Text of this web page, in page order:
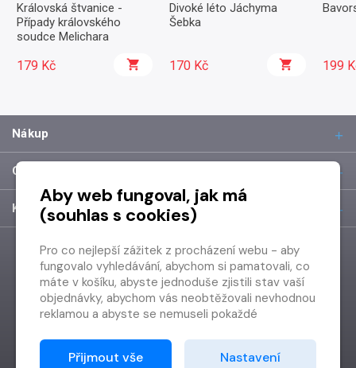
Královská štvanice -
Případy královského
soudce Melichara
179 Kč
Divoké léto Jáchyma
Šebka
170 Kč 199
Nákup
O společnosti
Kontakt
Aby web fungoval, jak má
(souhlas s cookies)
Pro co nejlepší zážitek z procházení webu - aby
fungovalo vyhledávání, abychom si pamatovali, co
máte v košíku, abyste jednoduše zjistili stav vaší
objednávky, abychom vás neobtěžovali nevhodnou
reklamou a abyste se nemuseli pokaždé
Proto od vás potřebujeme souhlas se
Přijmout vše Nastavení